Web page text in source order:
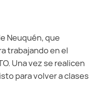
Neuquén, que
trabajando en el
Una vez se realicen
para volver a clases